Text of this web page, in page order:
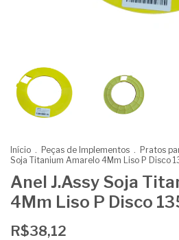
Início . Peças de Implementos . Pratos
Soja Titanium Amarelo 4Mm Liso P Disco
Anel J.Assy Soja
4Mm Liso P Disco
R$38,12